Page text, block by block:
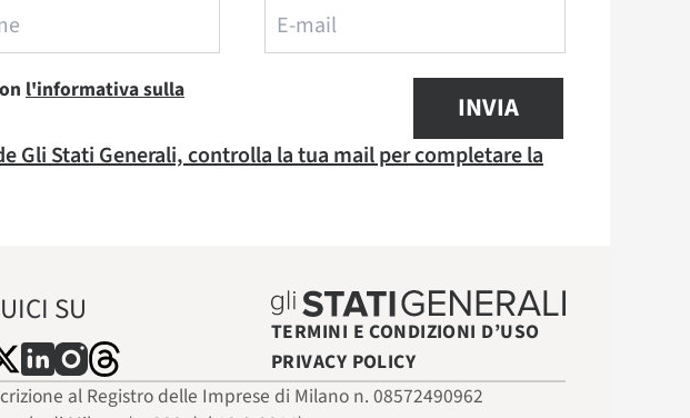
l'informativa sulla
INVIA
Gli Stati Generali, controlla la tua mail per completare la
SU
TERMINI E CONDIZIONI D’USO
PRIVACY POLICY
al Registro delle Imprese di Milano n. 08572490962